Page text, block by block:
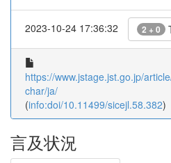
2023-10-24 17:36:32 2 + 0
https://www.jstage.jst.go.jp/
char/ja/
(info:doi/10.11499/sicejl.58.382)
言及状況